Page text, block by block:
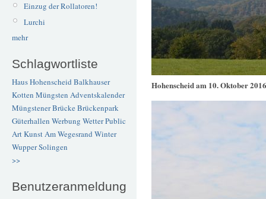
Einzug der Rollatoren!
Lurchi
mehr
Schlagwortliste
Haus Hohenscheid Balkhauser
Kotten Müngsten Adventskalender
Müngstener BrückeBrückenpark
Güterhallen Werbung WetterPublic
ArtKunstAm Wegesrand Winter
WupperSolingen
>>
Benutzeranmeldung
Hohenscheid am 10. Oktober